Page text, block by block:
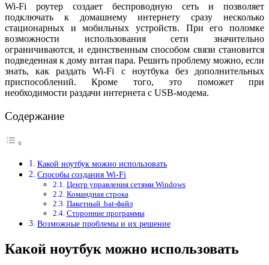
Wi-Fi роутер создает беспроводную сеть и позволяет
подключать к домашнему интернету сразу несколько
стационарных и мобильных устройств. При его поломке
возможности использования сети значительно
ограничиваются, и единственным способом связи становится
подведенная к дому витая пара. Решить проблему можно, если
знать, как раздать Wi-Fi с ноутбука без дополнительных
приспособлений. Кроме того, это поможет при
необходимости раздачи интернета с USB-модема.
Содержание
Какой ноутбук можно использовать
Способы создания Wi-Fi
Центр управления сетями Windows
Командная строка
Пакетный .bat-файл
Сторонние программы
Возможные проблемы и их решение
Какой ноутбук можно использовать